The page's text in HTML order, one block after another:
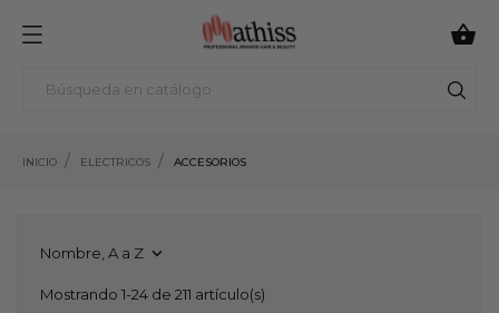

INICIO ELECTRICOS ACCESORIOS
Nombre, A a Z 
Mostrando 1-24 de 211 artículo(s)